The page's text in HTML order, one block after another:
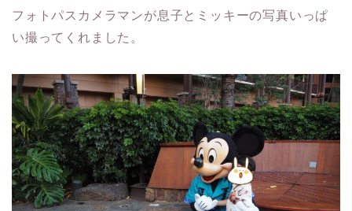
フォトパスカメラマンが息子とミッキーの写真いっぱ
い撮ってくれました。